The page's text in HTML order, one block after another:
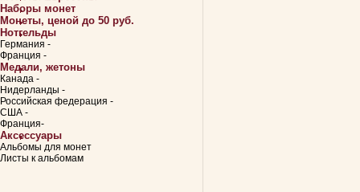
Наборы монет
Монеты, ценой до 50 руб.
Нотгельды
Германия -
Франция -
Медали, жетоны
Канада -
Нидерланды -
Российская федерация -
США -
Франция-
Аксессуары
Альбомы для монет
Листы к альбомам